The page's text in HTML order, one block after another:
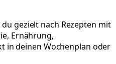
gezielt nach Rezepten mit
Ernährung,
in deinen Wochenplan oder